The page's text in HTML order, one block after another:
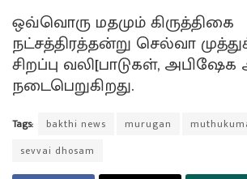
ஒவ்வொரு மதமும் கிருத்திகை
நட்சத்திரத்தன்று செல்வா
சிறப்பு வலி[பாடுகள்,
நடைபெறுகிறது.
Tags: bakthi news murugan
sevvai dhosam